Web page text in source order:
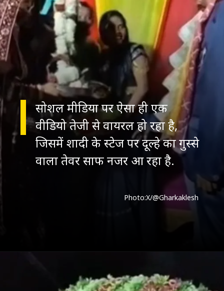
सोशल मीडिया पर ऐसा ही एक
वीडियो तेजी से वायरल हो रहा है,
जिसमें शादी के स्टेज पर दूल्हे का गुस्से
वाला तेवर साफ नजर आ रहा है.
Photo:X/@Gharkaklesh